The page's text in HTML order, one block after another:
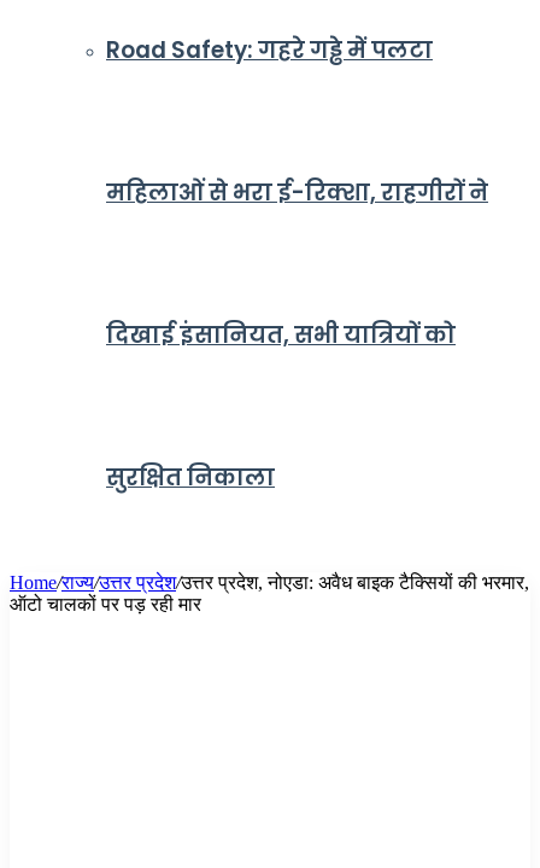
Road Safety: गहरे गड्ढे में पलटा
महिलाओं से भरा ई-रिक्शा, राहगीरों ने
दिखाई इंसानियत, सभी यात्रियों को
सुरक्षित निकाला
Home/राज्य/उत्तर प्रदेश/उत्तर प्रदेश, नोएडा: अवैध बाइक टैक्सियों की भरमार,
ऑटो चालकों पर पड़ रही मार